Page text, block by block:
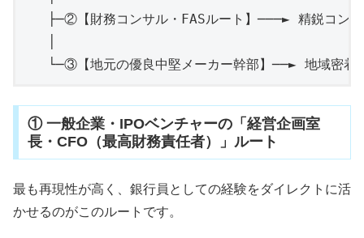
├─②【財務コンサル・FASルート】───► 精鋭コン
① 一般企業・IPOベンチャーの「経営企画室
長・CFO（最高財務責任者）」ルート
最も再現性が高く、銀行員としての経験をダイレクトに活
かせるのがこのルートです。